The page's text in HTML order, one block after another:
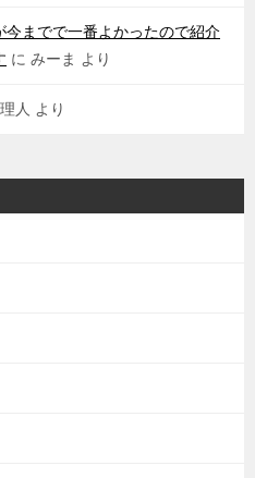
までで一番よかったので紹介
に みーま より
人 より